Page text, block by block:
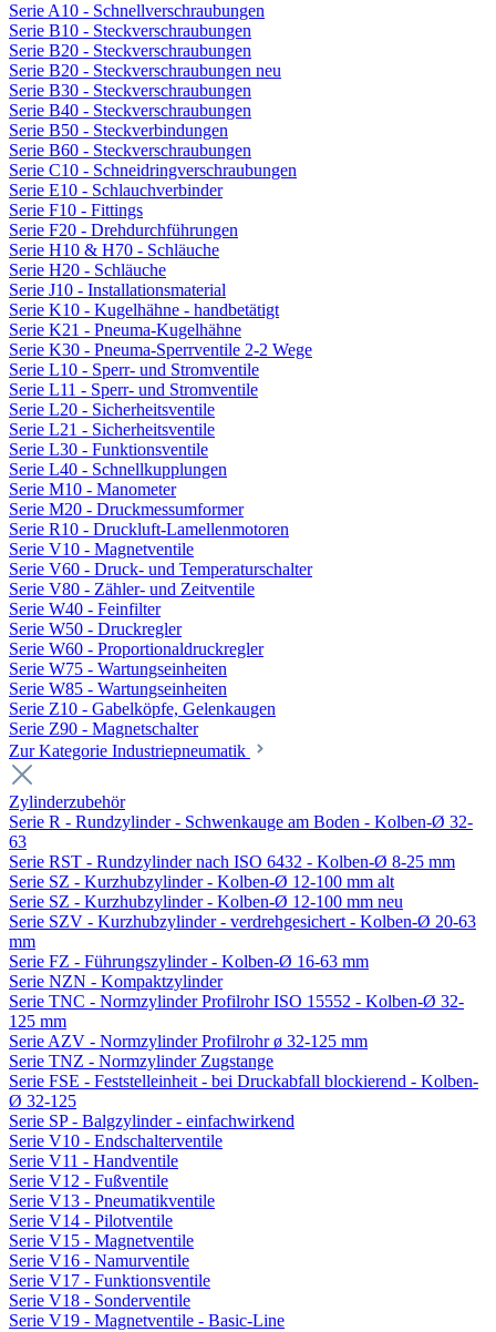
Serie A10 - Schnellverschraubungen
Serie B10 - Steckverschraubungen
Serie B20 - Steckverschraubungen
Serie B20 - Steckverschraubungen neu
Serie B30 - Steckverschraubungen
Serie B40 - Steckverschraubungen
Serie B50 - Steckverbindungen
Serie B60 - Steckverschraubungen
Serie C10 - Schneidringverschraubungen
Serie E10 - Schlauchverbinder
Serie F10 - Fittings
Serie F20 - Drehdurchführungen
Serie H10 & H70 - Schläuche
Serie H20 - Schläuche
Serie J10 - Installationsmaterial
Serie K10 - Kugelhähne - handbetätigt
Serie K21 - Pneuma-Kugelhähne
Serie K30 - Pneuma-Sperrventile 2-2 Wege
Serie L10 - Sperr- und Stromventile
Serie L11 - Sperr- und Stromventile
Serie L20 - Sicherheitsventile
Serie L21 - Sicherheitsventile
Serie L30 - Funktionsventile
Serie L40 - Schnellkupplungen
Serie M10 - Manometer
Serie M20 - Druckmessumformer
Serie R10 - Druckluft-Lamellenmotoren
Serie V10 - Magnetventile
Serie V60 - Druck- und Temperaturschalter
Serie V80 - Zähler- und Zeitventile
Serie W40 - Feinfilter
Serie W50 - Druckregler
Serie W60 - Proportionaldruckregler
Serie W75 - Wartungseinheiten
Serie W85 - Wartungseinheiten
Serie Z10 - Gabelköpfe, Gelenkaugen
Serie Z90 - Magnetschalter
Zur Kategorie Industriepneumatik
Zylinderzubehör
Serie R - Rundzylinder - Schwenkauge am Boden - Kolben-Ø 32-
63
Serie RST - Rundzylinder nach ISO 6432 - Kolben-Ø 8-25 mm
Serie SZ - Kurzhubzylinder - Kolben-Ø 12-100 mm alt
Serie SZ - Kurzhubzylinder - Kolben-Ø 12-100 mm neu
Serie SZV - Kurzhubzylinder - verdrehgesichert - Kolben-Ø 20-63
mm
Serie FZ - Führungszylinder - Kolben-Ø 16-63 mm
Serie NZN - Kompaktzylinder
Serie TNC - Normzylinder Profilrohr ISO 15552 - Kolben-Ø 32-
125 mm
Serie AZV - Normzylinder Profilrohr ø 32-125 mm
Serie TNZ - Normzylinder Zugstange
Serie FSE - Feststelleinheit - bei Druckabfall blockierend - Kolben-
Ø 32-125
Serie SP - Balgzylinder - einfachwirkend
Serie V10 - Endschalterventile
Serie V11 - Handventile
Serie V12 - Fußventile
Serie V13 - Pneumatikventile
Serie V14 - Pilotventile
Serie V15 - Magnetventile
Serie V16 - Namurventile
Serie V17 - Funktionsventile
Serie V18 - Sonderventile
Serie V19 - Magnetventile - Basic-Line